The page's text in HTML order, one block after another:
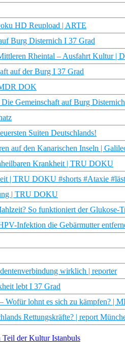
HD Reupload | ARTE
Burg Disternich I 37 Grad
Rheintal – Ausfahrt Kultur |
auf der Burg I 37 Grad
DOK
Gemeinschaft auf Burg
Suiten Deutschlands!
auf den Kanarischen Inseln |
Krankheit | TRU DOKU
| TRU DOKU #shorts #Ataxie
| TRU DOKU
So funktioniert der Glukose-
Infektion die Gebärmutter
wirklich | reporter
lebt I 37 Grad
Wofür lohnt es sich zu kämpfen? |
Rettungskräfte? | report
Teil der Kultur Istanbuls